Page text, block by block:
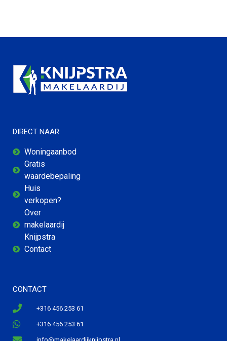
DIRECT NAAR
Woningaanbod
Gratis
waardebepaling
Huis
verkopen?
Over
makelaardij
Knijpstra
Contact
CONTACT
+316 456 253 61
+316 456 253 61